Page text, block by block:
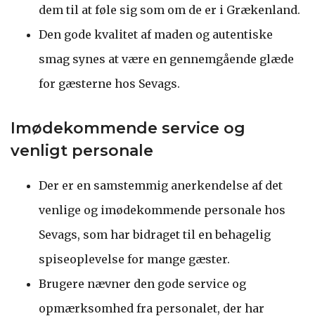
dem til at føle sig som om de er i Grækenland.
Den gode kvalitet af maden og autentiske
smag synes at være en gennemgående glæde
for gæsterne hos Sevags.
Imødekommende service og
venligt personale
Der er en samstemmig anerkendelse af det
venlige og imødekommende personale hos
Sevags, som har bidraget til en behagelig
spiseoplevelse for mange gæster.
Brugere nævner den gode service og
opmærksomhed fra personalet, der har